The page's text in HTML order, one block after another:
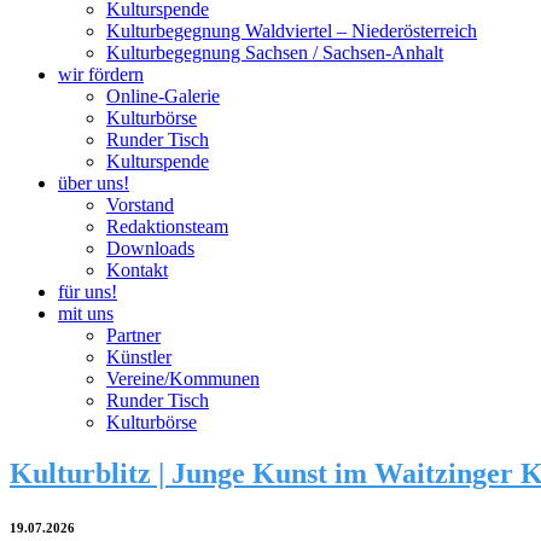
Kulturspende
Kulturbegegnung Waldviertel – Niederösterreich
Kulturbegegnung Sachsen / Sachsen-Anhalt
wir fördern
Online-Galerie
Kulturbörse
Runder Tisch
Kulturspende
über uns!
Vorstand
Redaktionsteam
Downloads
Kontakt
für uns!
mit uns
Partner
Künstler
Vereine/Kommunen
Runder Tisch
Kulturbörse
Kulturblitz | Junge Kunst im Waitzinger
19.07.2026